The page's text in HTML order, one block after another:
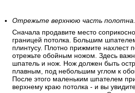
Отрежьте верхнюю часть полотна.
Сначала продавите место
границей потолка. Большим
плинтусу. Плотно прижмите нахлест
отрежьте обойным ножом. Здесь
шпатель и нож. Нож должен быть
плавным, под небольшим углом к
После этого маленьким шпателем
верхнему краю потолка - и вы